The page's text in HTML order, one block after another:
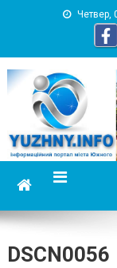
Четвер,
DSCN0056